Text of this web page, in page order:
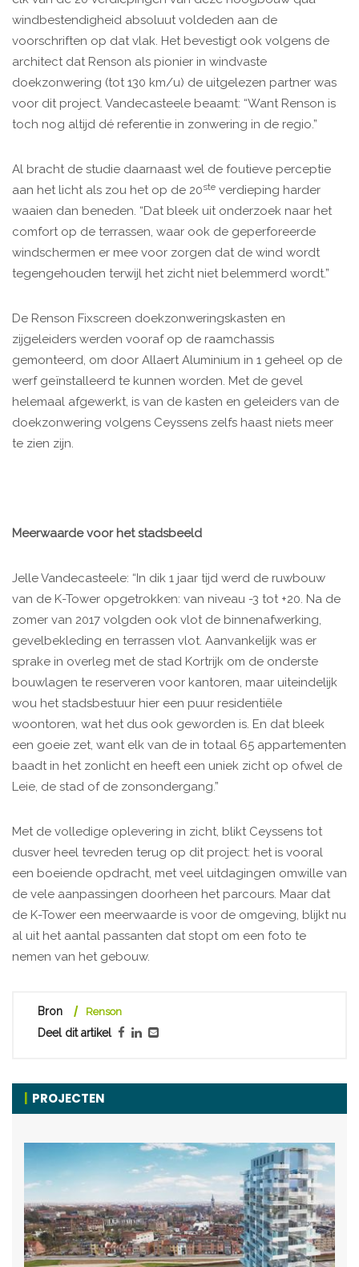
windbestendigheid absoluut voldeden aan de
voorschriften op dat vlak. Het bevestigt ook volgens de
architect dat Renson als pionier in windvaste
doekzonwering (tot 130 km/u) de uitgelezen partner was
voor dit project. Vandecasteele beaamt: “Want Renson is
toch nog altijd dé referentie in zonwering in de regio.”
Al bracht de studie daarnaast wel de foutieve perceptie
aan het licht als zou het op de 20ste verdieping harder
waaien dan beneden. “Dat bleek uit onderzoek naar het
comfort op de terrassen, waar ook de geperforeerde
windschermen er mee voor zorgen dat de wind wordt
tegengehouden terwijl het zicht niet belemmerd wordt.”
De Renson Fixscreen doekzonweringskasten en
zijgeleiders werden vooraf op de raamchassis
gemonteerd, om door Allaert Aluminium in 1 geheel op de
werf geïnstalleerd te kunnen worden. Met de gevel
helemaal afgewerkt, is van de kasten en geleiders van de
doekzonwering volgens Ceyssens zelfs haast niets meer
te zien zijn.
Meerwaarde voor het stadsbeeld
Jelle Vandecasteele: “In dik 1 jaar tijd werd de ruwbouw
van de K-Tower opgetrokken: van niveau -3 tot +20. Na de
zomer van 2017 volgden ook vlot de binnenafwerking,
gevelbekleding en terrassen vlot. Aanvankelijk was er
sprake in overleg met de stad Kortrijk om de onderste
bouwlagen te reserveren voor kantoren, maar uiteindelijk
wou het stadsbestuur hier een puur residentiële
woontoren, wat het dus ook geworden is. En dat bleek
een goeie zet, want elk van de in totaal 65 appartementen
baadt in het zonlicht en heeft een uniek zicht op ofwel de
Leie, de stad of de zonsondergang.”
Met de volledige oplevering in zicht, blikt Ceyssens tot
dusver heel tevreden terug op dit project: het is vooral
een boeiende opdracht, met veel uitdagingen omwille van
de vele aanpassingen doorheen het parcours. Maar dat
de K-Tower een meerwaarde is voor de omgeving, blijkt nu
al uit het aantal passanten dat stopt om een foto te
nemen van het gebouw.
Bron Renson
Deel dit artikel
PROJECTEN